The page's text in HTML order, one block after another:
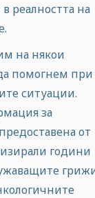
реалността на
на някои
помогнем при
ситуации.
за
от
години